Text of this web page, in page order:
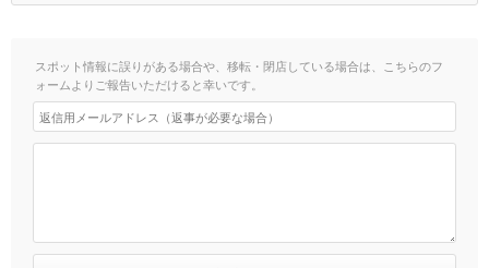
スポット情報に誤りがある場合や、移転・閉店している場合は、こちらのフ
ォームよりご報告いただけると幸いです。